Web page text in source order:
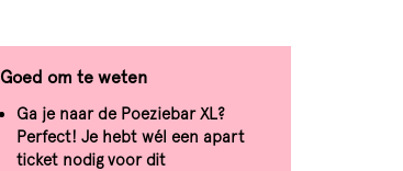
Goed om te weten
Ga je naar de Poeziebar XL?
Perfect! Je hebt wél een apart
ticket nodig voor dit